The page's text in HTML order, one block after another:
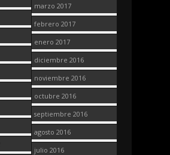
marzo 2017
febrero 2017
enero 2017
diciembre 2016
noviembre 2016
octubre 2016
septiembre 2016
agosto 2016
julio 2016